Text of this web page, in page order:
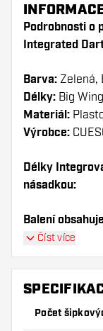
Podrobnosti o
Integrated
Barva: Zelená,
Délky: Big Wing
Materiál:
Výrobce:
Délky
násadkou:
Balení
letek s
Dartshopper
násadky. Ty
Číst více
Počet